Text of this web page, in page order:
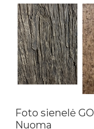
Foto sienelė
Nuoma